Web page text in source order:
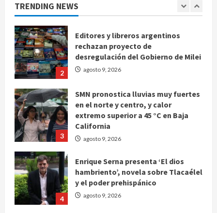
TRENDING NEWS
1
2
Editores y libreros argentinos
rechazan proyecto de
desregulación del Gobierno de Milei
agosto 9, 2026
3
SMN pronostica lluvias muy fuertes
en el norte y centro, y calor
extremo superior a 45 °C en Baja
California
agosto 9, 2026
4
Enrique Serna presenta ‘El dios
hambriento’, novela sobre Tlacaélel
y el poder prehispánico
agosto 9, 2026